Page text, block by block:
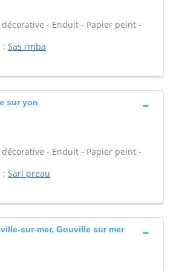
- Enduit - Papier peint -
: Sas rmba
sur yon
- Enduit - Papier peint -
: Sarl preau
sur-mer, Gouville sur mer